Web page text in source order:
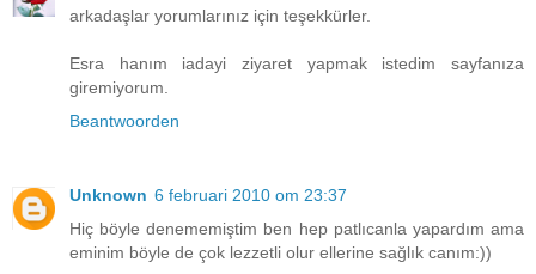
arkadaşlar yorumlarınız için teşekkürler.
Esra hanım iadayi ziyaret yapmak istedim sayfanıza
giremiyorum.
Beantwoorden
Unknown 6 februari 2010 om 23:37
Hiç böyle denememiştim ben hep patlıcanla yapardım ama
eminim böyle de çok lezzetli olur ellerine sağlık canım:))